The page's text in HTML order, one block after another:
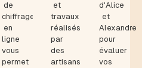
de
chiffrage
en
ligne
vous
permet
et
travaux
réalisés
par
des
artisans
d'Alice
et
Alexandre
pour
évaluer
vos